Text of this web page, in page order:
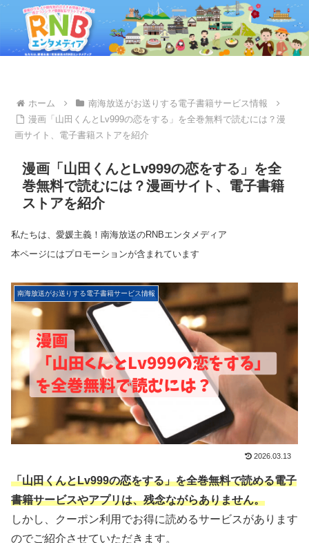
ホーム
南海放送がお送りする電子書籍サービス情報
漫画「山田くんとLv999の恋をする」を全巻無料で読むには？漫
画サイト、電子書籍ストアを紹介
漫画「山田くんとLv999の恋をする」を全
巻無料で読むには？漫画サイト、電子書籍
ストアを紹介
私たちは、愛媛主義！南海放送のRNBエンタメディア
本ページにはプロモーションが含まれています
南海放送がお送りする電子書籍サービス情報
2026.03.13
「山田くんとLv999の恋をする」を全巻無料で読める電子
書籍サービスやアプリは、残念ながらありません。
しかし、クーポン利用でお得に読めるサービスがあります
のでご紹介させていただきます。